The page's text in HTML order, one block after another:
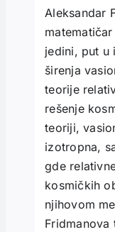
Aleksandar
jedini, put u
širenja
teorije
rešenje
teoriji,
izotropna,
gde
kosmičkih
njihovom
Fridmanova